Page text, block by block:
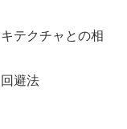
テクチャとの相
避法